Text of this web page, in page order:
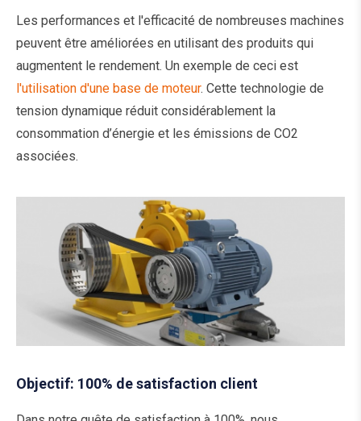
Les performances et l'efficacité de nombreuses machines
peuvent être améliorées en utilisant des produits qui
augmentent le rendement. Un exemple de ceci est
l'utilisation d'une base de moteur. Cette technologie de
tension dynamique réduit considérablement la
consommation d’énergie et les émissions de CO2
associées.
Objectif: 100% de satisfaction client